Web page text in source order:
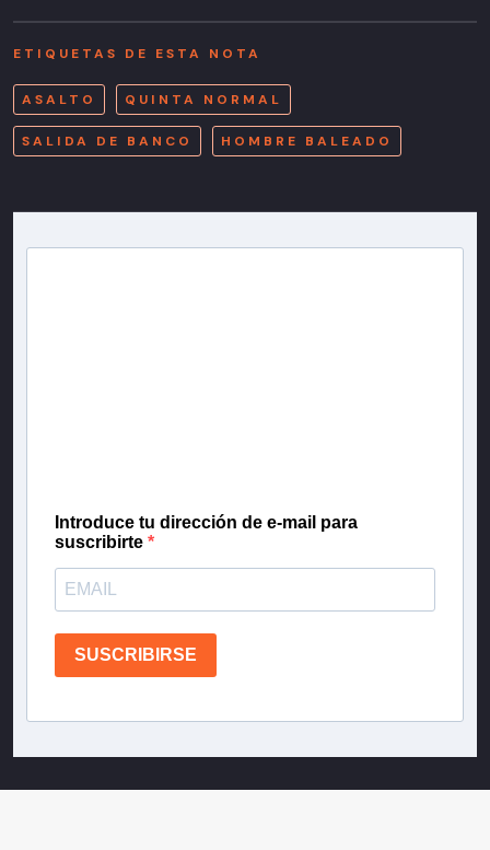
ETIQUETAS DE ESTA NOTA
ASALTO QUINTA NORMAL
SALIDA DE BANCO HOMBRE BALEADO
Introduce tu dirección de e-mail para
suscribirte
SUSCRIBIRSE